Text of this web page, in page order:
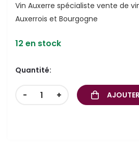
Vin Auxerre spécialiste vente de
Auxerrois et Bourgogne
12 en stock
Quantité:
- +